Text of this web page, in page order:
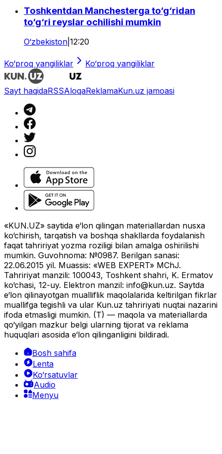
Toshkentdan Manchesterga to‘g‘ridan
to‘g‘ri reyslar ochilishi mumkin
O‘zbekiston 12:20
Ko‘proq yangiliklar Ko‘proq yangiliklar
Sayt haqidaRSSAloqaReklamaKun.uz jamoasi
«KUN.UZ» saytida e‘lon qilingan materiallardan nusxa
ko‘chirish, tarqatish va boshqa shakllarda foydalanish
faqat tahririyat yozma roziligi bilan amalga oshirilishi
mumkin. Guvohnoma: №0987. Berilgan sanasi:
22.06.2015 yil. Muassis: «WEB EXPERT» MChJ.
Tahririyat manzili: 100043, Toshkent shahri, K. Ermatov
ko‘chasi, 12-uy. Elektron manzil: info@kun.uz. Saytda
e‘lon qilinayotgan mualliflik maqolalarida keltirilgan fikrlar
muallifga tegishli va ular Kun.uz tahririyati nuqtai nazarini
ifoda etmasligi mumkin. (T) — maqola va materiallarda
qo‘yilgan mazkur belgi ularning tijorat va reklama
huquqlari asosida e‘lon qilinganligini bildiradi.
Bosh sahifa
Lenta
Ko‘rsatuvlar
Audio
Menyu